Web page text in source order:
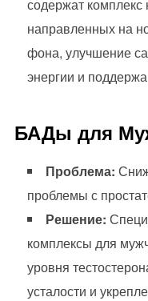
содержат
направленных на
фона, улучшение
энергии и
БАДы для
Проблема:
проблемы с
Решение:
комплексы для
уровня
усталости и